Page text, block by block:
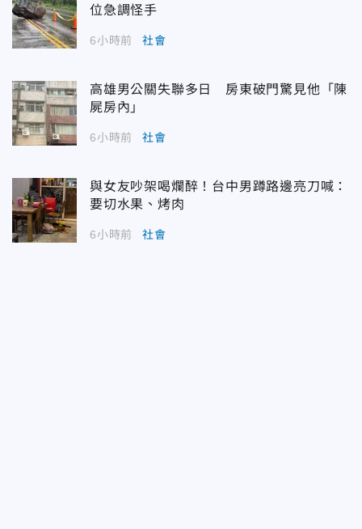
位急調怪手
6小時前 社會
高雄男公關失聯多日 房東破門驚見他「陳
屍房內」
6小時前 社會
與女友吵架喝爛醉！台中男蹲路邊亮刀喊：
要切水果、烤肉
6小時前 社會